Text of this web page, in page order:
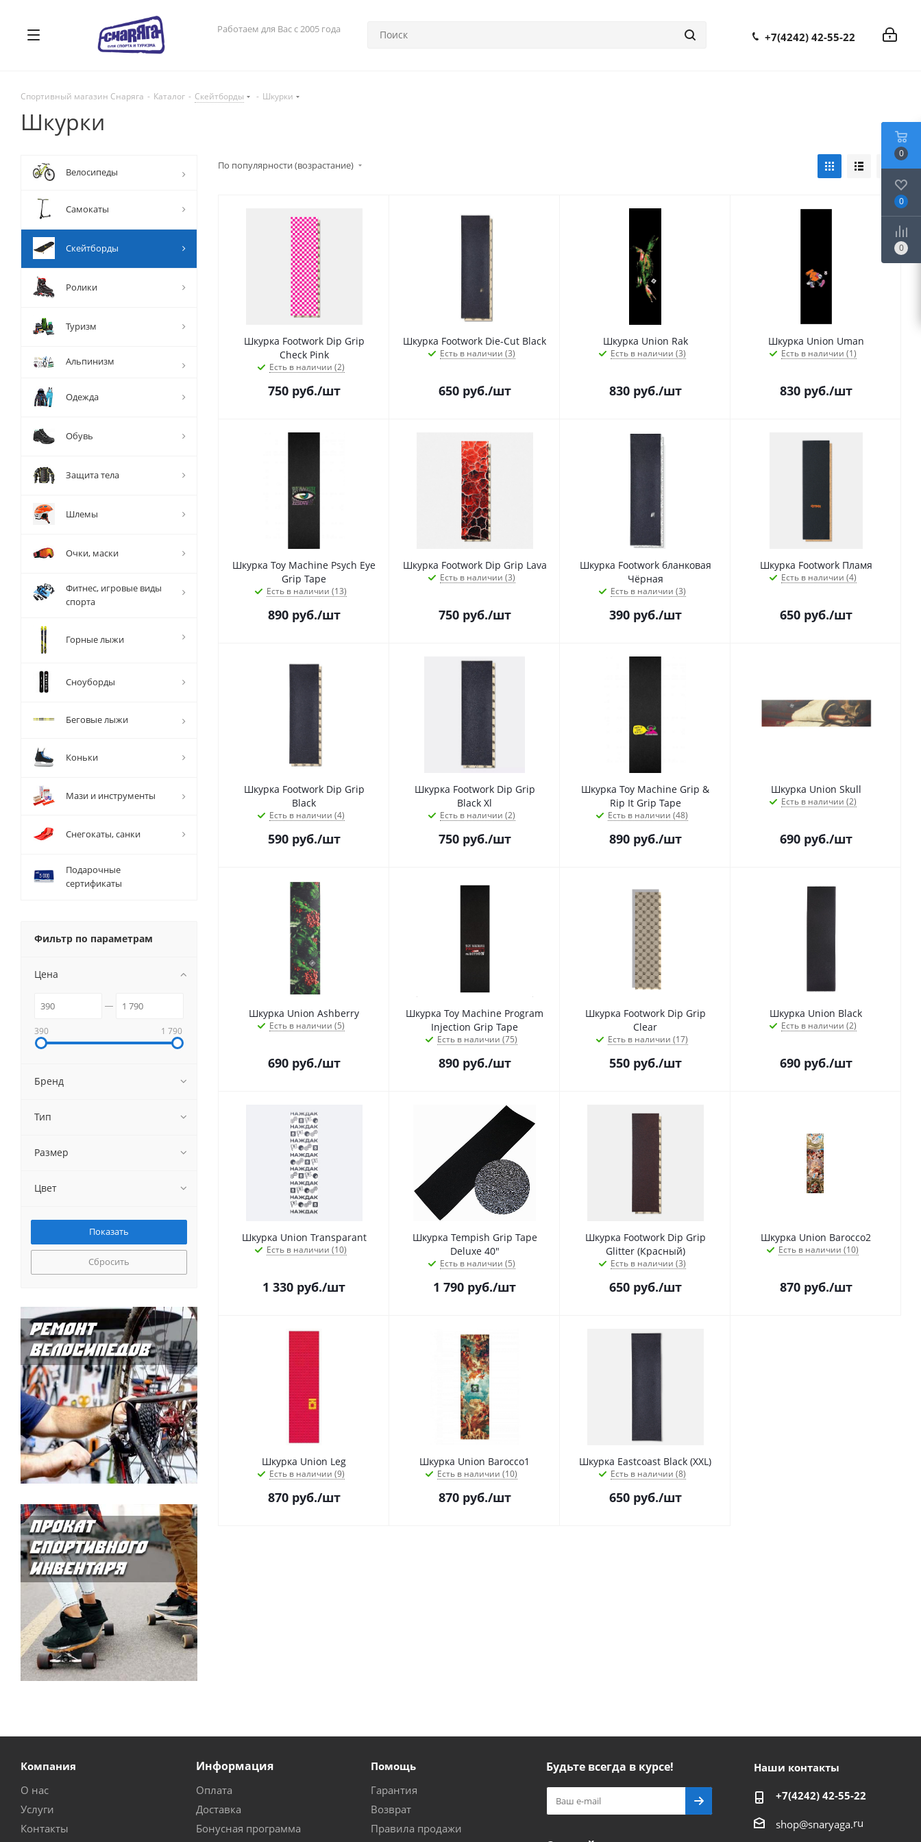
Работаем для Вас с 2005 года
+7(4242) 42-55-22
Спортивный магазин Снаряга - Каталог - Скейтборды - Шкурки
Шкурки
По популярности (возрастание)
Шкурка Footwork Dip Grip
Check Pink
Есть в наличии (2)
750руб./шт
Шкурка Footwork Die-Cut Black
Есть в наличии (3)
650руб./шт
Шкурка Union Rak
Есть в наличии (3)
830руб./шт
Шкурка Union Uman
Есть в наличии (1)
830руб./шт
Шкурка Toy Machine Psych Eye
Grip Tape
Есть в наличии (13)
890руб./шт
Шкурка Footwork Dip Grip Lava
Есть в наличии (3)
750руб./шт
Шкурка Footwork бланковая
Чёрная
Есть в наличии (3)
390руб./шт
Шкурка Footwork Пламя
Есть в наличии (4)
650руб./шт
Шкурка Footwork Dip Grip
Black
Есть в наличии (4)
590руб./шт
Шкурка Footwork Dip Grip
Black Xl
Есть в наличии (2)
750руб./шт
Шкурка Toy Machine Grip &
Rip It Grip Tape
Есть в наличии (48)
890руб./шт
Шкурка Union Skull
Есть в наличии (2)
690руб./шт
Шкурка Union Ashberry
Есть в наличии (5)
690руб./шт
Шкурка Toy Machine Program
Injection Grip Tape
Есть в наличии (75)
890руб./шт
Шкурка Footwork Dip Grip
Clear
Есть в наличии (17)
550руб./шт
Шкурка Union Black
Есть в наличии (2)
690руб./шт
Шкурка Union Transparant
Есть в наличии (10)
1 330 руб./шт
Шкурка Tempish Grip Tape
Deluxe 40"
Есть в наличии (5)
1 790 руб./шт
Шкурка Footwork Dip Grip
Glitter (Красный)
Есть в наличии (3)
650руб./шт
Шкурка Union Barocco2
Есть в наличии (10)
870руб./шт
Шкурка Union Leg
Есть в наличии (9)
870руб./шт
Шкурка Union Barocco1
Есть в наличии (10)
870руб./шт
Шкурка Eastcoast Black (XXL)
Есть в наличии (8)
650руб./шт
Велосипеды
Самокаты
Скейтборды
Ролики
Туризм
Альпинизм
Одежда
Обувь
Защита тела
Шлемы
Очки, маски
Фитнес, игровые виды
спорта
Горные лыжи
Сноуборды
Беговые лыжи
Коньки
Мази и инструменты
Снегокаты, санки
Подарочные
сертификаты
Фильтр по параметрам
Цена
390 1 790
Бренд
Тип
Размер
Цвет
Сбросить
Компания
О нас
Услуги
Контакты
Информация
Оплата
Доставка
Бонусная программа
Помощь
Гарантия
Возврат
Правила продажи
Будьте всегда в курсе! Наши контакты
+7(4242) 42-55-22
shop@snaryaga.ru
0
0
0